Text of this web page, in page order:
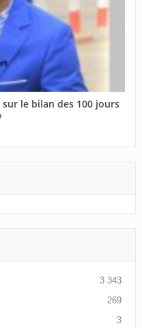
le bilan des 100 jours
3 343
269
3